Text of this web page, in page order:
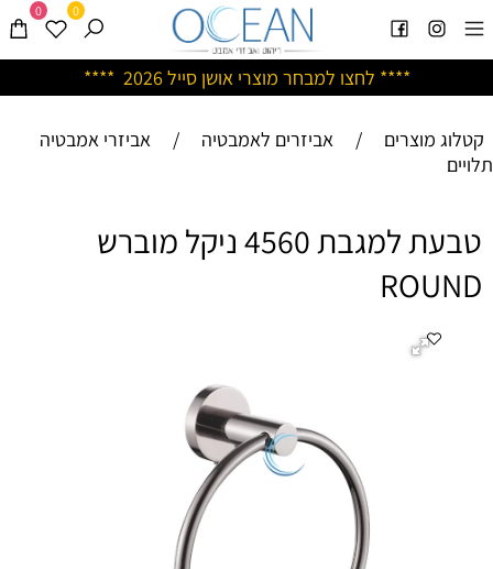
**** לחצו למבחר מוצרי אושן סייל 2026 ****
0 0
קטלוג מוצרים / אביזרים לאמבטיה /
אביזרי אמבטיה
תלויים
טבעת למגבת 4560 ניקל מוברש
ROUND